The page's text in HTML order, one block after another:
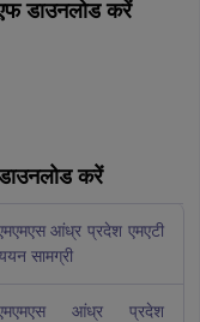
डाउनलोड करें
करें
आंध्र प्रदेश एमएटी
सामग्री
आंध्र प्रदेश